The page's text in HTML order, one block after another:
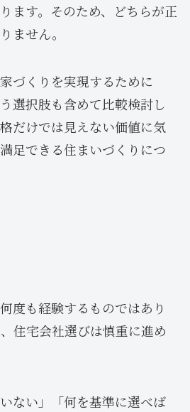
ます。そのため、どちらが正
ません。
づくりを実現するために
選択肢も含めて比較検討し
だけでは見えない価値に気
足できる住まいづくりにつ
度も経験するものではあり
住宅会社選びは慎重に進め
ない」「何を基準に選べば